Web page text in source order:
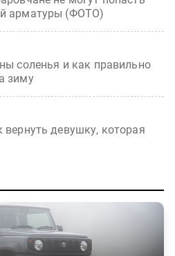
арматуры (ФОТО)
соленья и как правильно
зиму
вернуть девушку, которая